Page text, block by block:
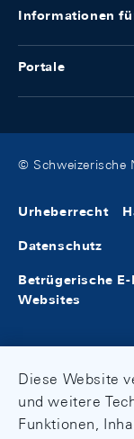
Informationen
Portale
© Schweizerische
Urheberrecht
Datenschutz
Betrügerische
Websites
Diese Website
und weitere
Funktionen,